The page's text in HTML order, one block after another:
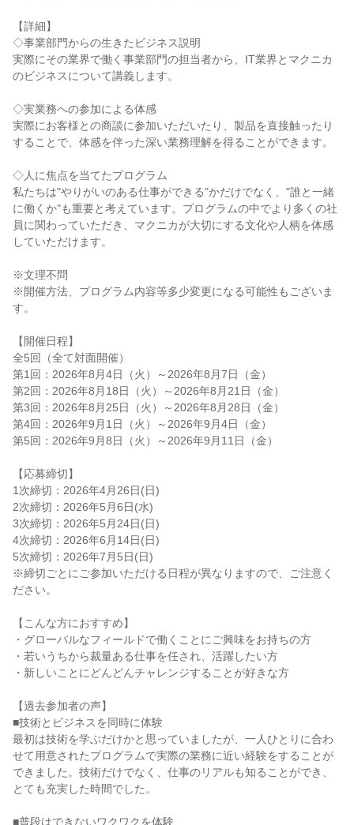
【詳細】
◇事業部門からの生きたビジネス説明
実際にその業界で働く事業部門の担当者から、IT業界とマクニカ
のビジネスについて講義します。
◇実業務への参加による体感
実際にお客様との商談に参加いただいたり、製品を直接触ったり
することで、体感を伴った深い業務理解を得ることができます。
◇人に焦点を当てたプログラム
私たちは"やりがいのある仕事ができる"かだけでなく、"誰と一緒
に働くか"も重要と考えています。プログラムの中でより多くの社
員に関わっていただき、マクニカが大切にする文化や人柄を体感
していただけます。
※文理不問
※開催方法、プログラム内容等多少変更になる可能性もございま
す。
【開催日程】
全5回（全て対面開催）
第1回：2026年8月4日（火）～2026年8月7日（金）
第2回：2026年8月18日（火）～2026年8月21日（金）
第3回：2026年8月25日（火）～2026年8月28日（金）
第4回：2026年9月1日（火）～2026年9月4日（金）
第5回：2026年9月8日（火）～2026年9月11日（金）
【応募締切】
1次締切：2026年4月26日(日)
2次締切：2026年5月6日(水)
3次締切：2026年5月24日(日)
4次締切：2026年6月14日(日)
5次締切：2026年7月5日(日)
※締切ごとにご参加いただける日程が異なりますので、ご注意く
ださい。
【こんな方におすすめ】
・グローバルなフィールドで働くことにご興味をお持ちの方
・若いうちから裁量ある仕事を任され、活躍したい方
・新しいことにどんどんチャレンジすることが好きな方
【過去参加者の声】
■技術とビジネスを同時に体験
最初は技術を学ぶだけかと思っていましたが、一人ひとりに合わ
せて用意されたプログラムで実際の業務に近い経験をすることが
できました。技術だけでなく、仕事のリアルも知ることができ、
とても充実した時間でした。
■普段はできないワクワクを体験